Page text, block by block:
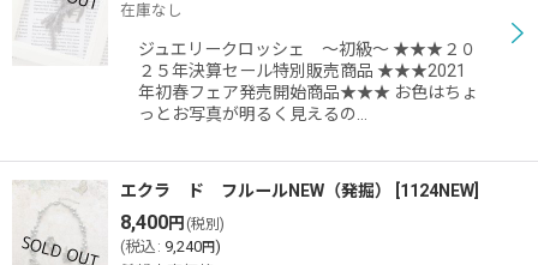
在庫なし
ジュエリークロッシェ 〜初級〜 ★★★２０
２５年決算セール特別販売商品 ★★★2021
年初春フェア発売開始商品★★★ お色はちょ
っとお写真が明るく見えるの…
エクラ ド フルールNEW（発掘） 1124NEW
8,400円 (税別)
(税込 : 9,240円)